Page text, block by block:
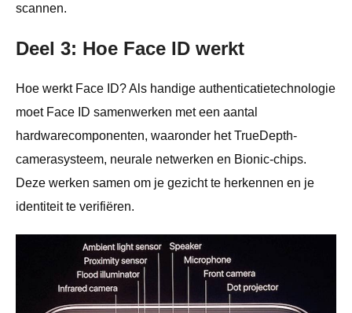
scannen.
Deel 3: Hoe Face ID werkt
Hoe werkt Face ID? Als handige authenticatietechnologie
moet Face ID samenwerken met een aantal
hardwarecomponenten, waaronder het TrueDepth-
camerasysteem, neurale netwerken en Bionic-chips.
Deze werken samen om je gezicht te herkennen en je
identiteit te verifiëren.